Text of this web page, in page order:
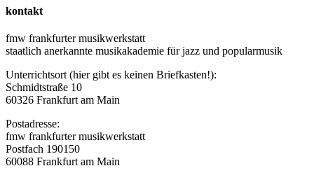
kontakt
fmw frankfurter musikwerkstatt
staatlich anerkannte musikakademie für jazz und popularmusik
Unterrichtsort (hier gibt es keinen Briefkasten!):
Schmidtstraße 10
60326 Frankfurt am Main
Postadresse:
fmw frankfurter musikwerkstatt
Postfach 190150
60088 Frankfurt am Main